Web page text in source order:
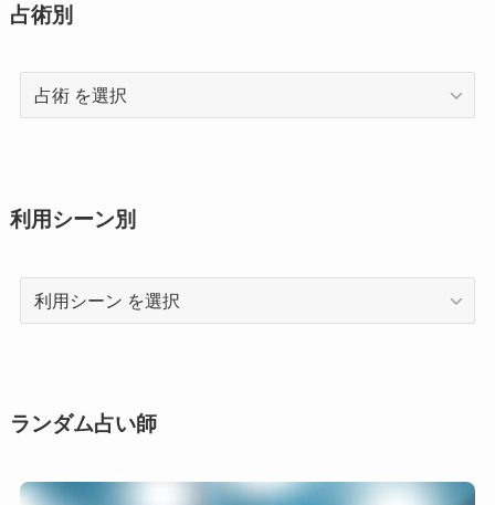
占術別
術
利用シーン別
利
用
ン
ランダム占い師